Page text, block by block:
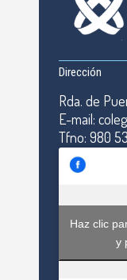
Dirección
Rda. de
E-mail:
Tfno: 980
Haz clic
y